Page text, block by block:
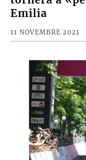
Emilia
11 NOVEMBRE 2021